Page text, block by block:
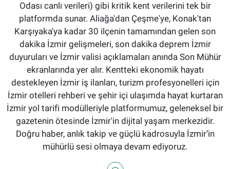
Odası canlı verileri) gibi kritik kent verilerini tek bir
platformda sunar. Aliağa'dan Çeşme'ye, Konak'tan
Karşıyaka'ya kadar 30 ilçenin tamamından gelen son
dakika İzmir gelişmeleri, son dakika deprem İzmir
duyuruları ve İzmir valisi açıklamaları anında Son Mühür
ekranlarında yer alır. Kentteki ekonomik hayatı
destekleyen İzmir iş ilanları, turizm profesyonelleri için
İzmir otelleri rehberi ve şehir içi ulaşımda hayat kurtaran
İzmir yol tarifi modülleriyle platformumuz, geleneksel bir
gazetenin ötesinde İzmir'in dijital yaşam merkezidir.
Doğru haber, anlık takip ve güçlü kadrosuyla İzmir’in
mühürlü sesi olmaya devam ediyoruz.